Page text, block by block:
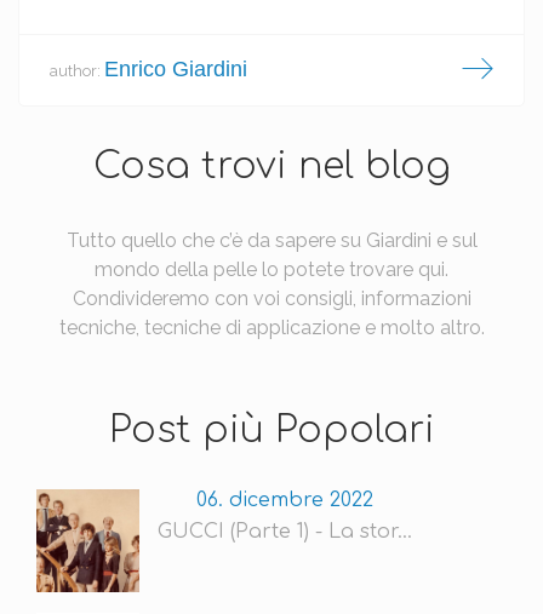
author: Enrico Giardini
Cosa trovi nel blog
Tutto quello che c’è da sapere su Giardini e sul
mondo della pelle lo potete trovare qui.
Condivideremo con voi consigli, informazioni
tecniche, tecniche di applicazione e molto altro.
Post più Popolari
06. dicembre 2022
GUCCI (Parte 1) - La stor...